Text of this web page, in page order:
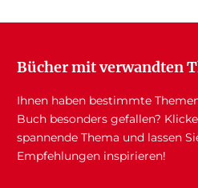
Bücher mit verwandten
Ihnen haben bestimmte
Buch besonders gefallen?
spannende Thema und lassen
Empfehlungen inspirieren!